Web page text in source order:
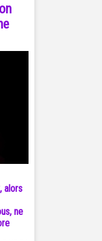
alors
ne